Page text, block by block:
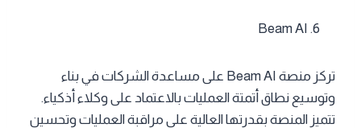
Beam AI
تركز منصة Beam AI على مساعدة الشركات في بناء
وتوسيع نطاق أتمتة العمليات بالاعتماد على وكلاء أذكياء.
تتميز المنصة بقدرتها العالية على مراقبة العمليات وتحسين